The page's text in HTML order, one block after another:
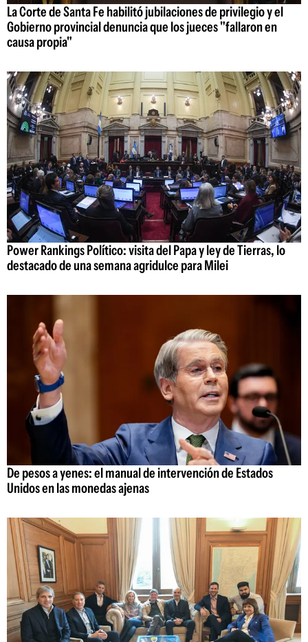
La Corte de Santa Fe habilitó jubilaciones de privilegio y el
Gobierno provincial denuncia que los jueces "fallaron en
causa propia"
Power Rankings Político: visita del Papa y ley de Tierras, lo
destacado de una semana agridulce para Milei
De pesos a yenes: el manual de intervención de Estados
Unidos en las monedas ajenas